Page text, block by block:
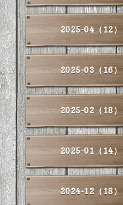
2025-04（12）
2025-03（16）
2025-02（18）
2025-01（14）
2024-12（18）